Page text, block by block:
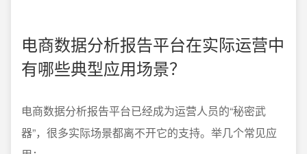
电商数据分析报告平台在实际运营中
有哪些典型应用场景？
电商数据分析报告平台已经成为运营人员的“秘密武
器”，很多实际场景都离不开它的支持。举几个常见应